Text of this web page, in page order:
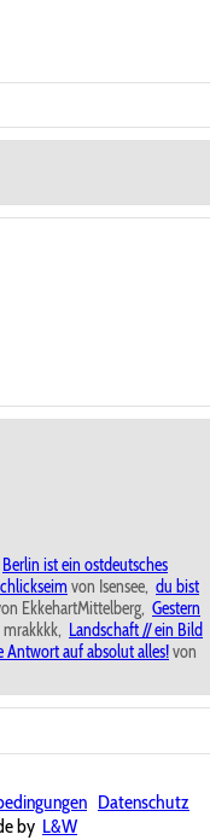
Berlin ist ein ostdeutsches
von Isensee, du bist
EkkehartMittelberg, Gestern
Landschaft // ein Bild
Antwort auf absolut alles!von
Datenschutz
by L&W